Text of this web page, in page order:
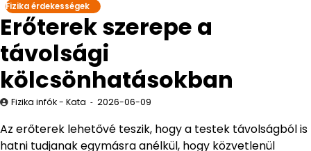
Fizika érdekességek
Erőterek szerepe a
távolsági
kölcsönhatásokban
Fizika infók - Kata 2026-06-09
Az erőterek lehetővé teszik, hogy a testek távolságból is
hatni tudjanak egymásra anélkül, hogy közvetlenül